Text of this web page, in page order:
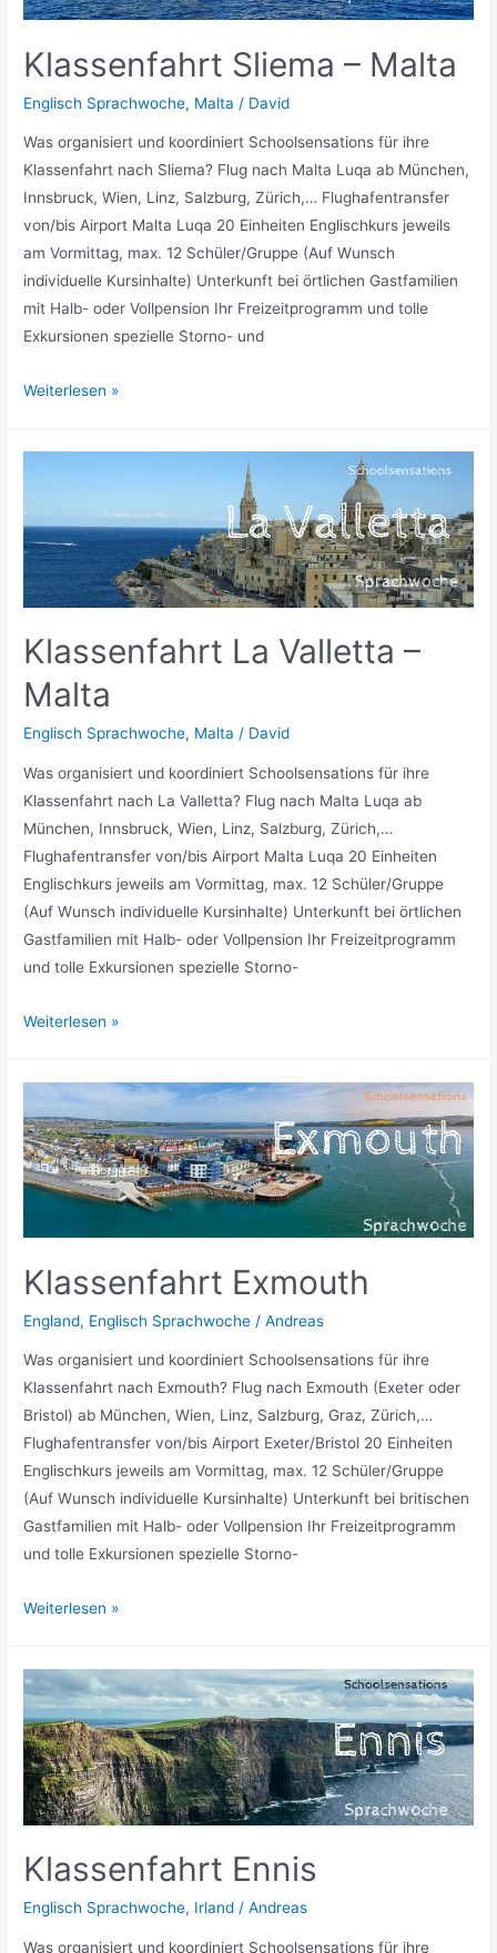
Klassenfahrt Sliema – Malta
Englisch Sprachwoche, Malta / David
Was organisiert und koordiniert Schoolsensations für ihre
Klassenfahrt nach Sliema? Flug nach Malta Luqa ab München,
Innsbruck, Wien, Linz, Salzburg, Zürich,… Flughafentransfer
von/bis Airport Malta Luqa 20 Einheiten Englischkurs jeweils
am Vormittag, max. 12 Schüler/Gruppe (Auf Wunsch
individuelle Kursinhalte) Unterkunft bei örtlichen Gastfamilien
mit Halb- oder Vollpension Ihr Freizeitprogramm und tolle
Exkursionen spezielle Storno- und
Klassenfahrt
Weiterlesen »
Klassenfahrt La Valletta –
Malta
Englisch Sprachwoche, Malta / David
Was organisiert und koordiniert Schoolsensations für ihre
Klassenfahrt nach La Valletta? Flug nach Malta Luqa ab
München, Innsbruck, Wien, Linz, Salzburg, Zürich,…
Flughafentransfer von/bis Airport Malta Luqa 20 Einheiten
Englischkurs jeweils am Vormittag, max. 12 Schüler/Gruppe
(Auf Wunsch individuelle Kursinhalte) Unterkunft bei örtlichen
Gastfamilien mit Halb- oder Vollpension Ihr Freizeitprogramm
und tolle Exkursionen spezielle Storno-
Klassenfahrt
Malta
Weiterlesen »
Klassenfahrt Exmouth
England, Englisch Sprachwoche /Andreas
Was organisiert und koordiniert Schoolsensations für ihre
Klassenfahrt nach Exmouth? Flug nach Exmouth (Exeter oder
Bristol) ab München, Wien, Linz, Salzburg, Graz, Zürich,…
Flughafentransfer von/bis Airport Exeter/Bristol 20 Einheiten
Englischkurs jeweils am Vormittag, max. 12 Schüler/Gruppe
(Auf Wunsch individuelle Kursinhalte) Unterkunft bei britischen
Gastfamilien mit Halb- oder Vollpension Ihr Freizeitprogramm
und tolle Exkursionen spezielle Storno-
Klassenfahrt
Weiterlesen »
Klassenfahrt Ennis
Englisch Sprachwoche, Irland /Andreas
Was organisiert und koordiniert Schoolsensations für ihre